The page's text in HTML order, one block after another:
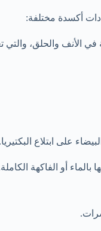
أكسدة مختلفة:
على ابتلاع البكتيريا.
أو الفاكهة